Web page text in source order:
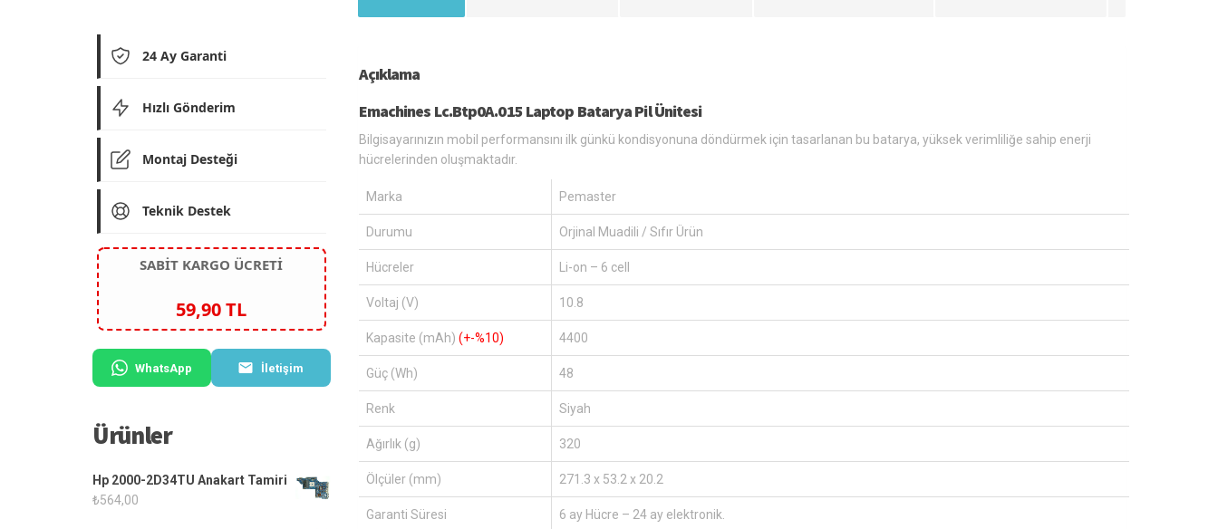
Açıklama
Emachines Lc.Btp0A.015 Laptop Batarya Pil Ünitesi
Bilgisayarınızın mobil performansını ilk günkü kondisyonuna döndürmek için tasarlanan bu batarya, yüksek verimliliğe sahip enerji
hücrelerinden oluşmaktadır.
Marka Pemaster
Durumu Orjinal Muadili / Sıfır Ürün
Hücreler Li-on – 6 cell
Voltaj (V) 10.8
Kapasite (mAh) (+-%10) 4400
Güç (Wh) 48
Renk Siyah
Ağırlık (g) 320
Ölçüler (mm) 271.3 x 53.2 x 20.2
Garanti Süresi
6 ay Hücre – 24 ay elektronik.
24 Ay Garanti
Hızlı Gönderim
Montaj Desteği
Teknik Destek
SABİT KARGO ÜCRETİ
59,90 TL
WhatsApp İletişim
Ürünler
Hp 2000-2D34TU Anakart Tamiri
₺564,00